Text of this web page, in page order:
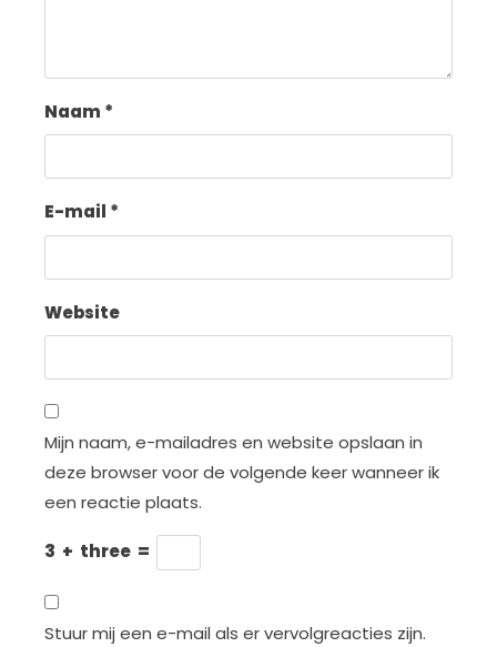
Naam *
E-mail *
Website
Mijn naam, e-mailadres en website opslaan in
deze browser voor de volgende keer wanneer ik
een reactie plaats.
3 + three =
Stuur mij een e-mail als er vervolgreacties zijn.